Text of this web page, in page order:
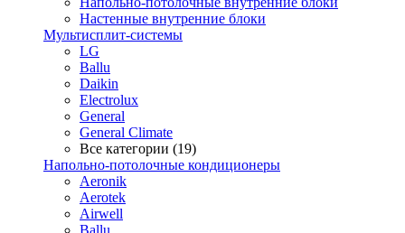
Настенные внутренние блоки
Мультисплит-системы
LG
Ballu
Daikin
Electrolux
General
General Climate
Все категории (19)
Напольно-потолочные кондиционеры
Aeronik
Aerotek
Airwell
Ballu